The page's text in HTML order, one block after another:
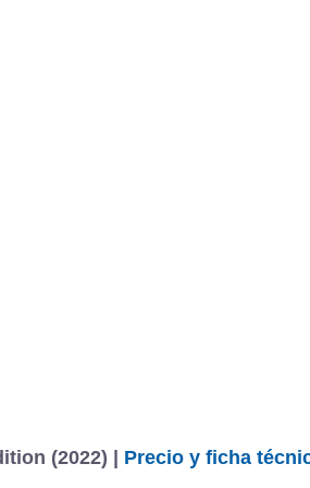
(2022) | Precio y ficha